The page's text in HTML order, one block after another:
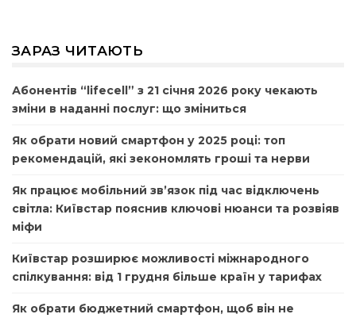
ЗАРАЗ ЧИТАЮТЬ
Абонентів “lifecell” з 21 січня 2026 року чекають
зміни в наданні послуг: що зміниться
Як обрати новий смартфон у 2025 році: топ
рекомендацій, які зекономлять гроші та нерви
Як працює мобільний зв’язок під час відключень
світла: Київстар пояснив ключові нюанси та розвіяв
міфи
Київстар розширює можливості міжнародного
спілкування: від 1 грудня більше країн у тарифах
Як обрати бюджетний смартфон, щоб він не